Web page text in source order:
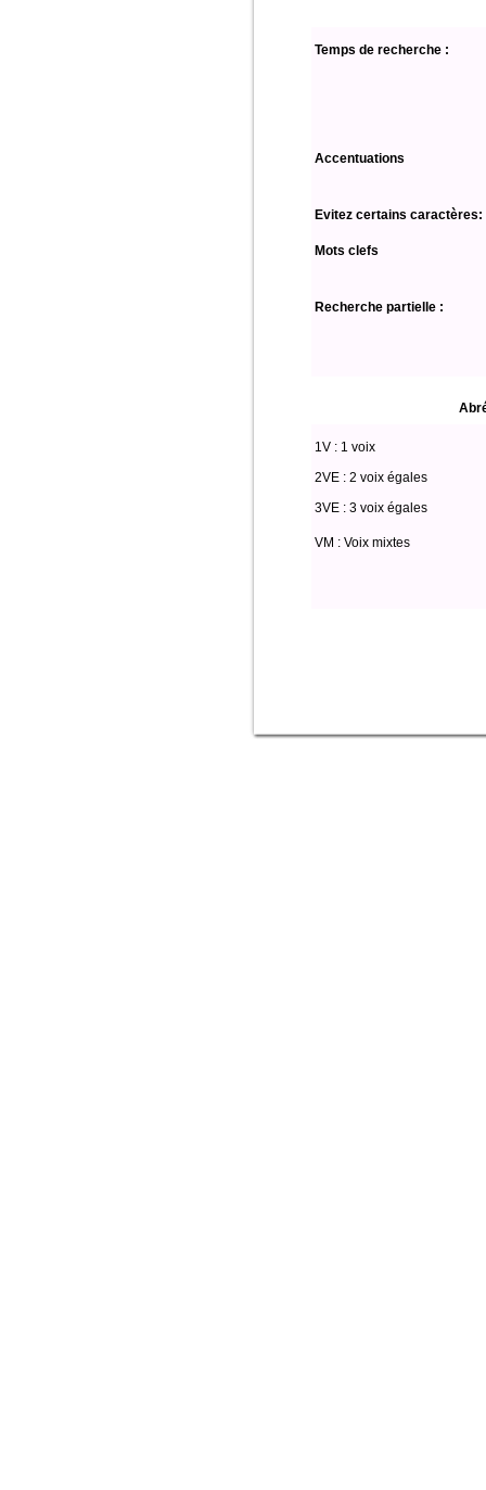
Temps de recherche :
Accentuations
Evitez certains caractères:
Mots clefs
Recherche partielle :
1V : 1 voix
2VE : 2 voix égales
3VE : 3 voix égales
VM : Voix mixtes